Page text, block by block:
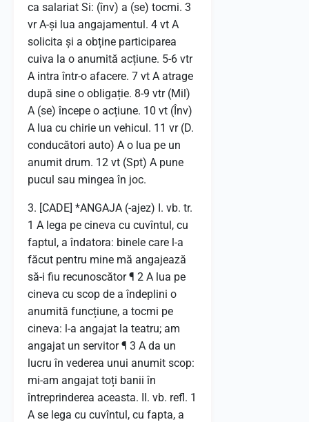
ca salariat Si: (înv) a (se) tocmi. 3
vr A-și lua angajamentul. 4 vt A
solicita și a obține participarea
cuiva la o anumită acțiune. 5-6 vtr
A intra într-o afacere. 7 vt A atrage
după sine o obligație. 8-9 vtr (Mil)
A (se) începe o acțiune. 10 vt (Înv)
A lua cu chirie un vehicul. 11 vr (D.
conducători auto) A o lua pe un
anumit drum. 12 vt (Spt) A pune
pucul sau mingea în joc.
3. [CADE] *ANGAJA (-ajez) I. vb. tr.
1 A lega pe cineva cu cuvîntul, cu
faptul, a îndatora: binele care l-a
făcut pentru mine mă angajează
să-i fiu recunoscător ¶ 2 A lua pe
cineva cu scop de a îndeplini o
anumită funcțiune, a tocmi pe
cineva: l-a angajat la teatru; am
angajat un servitor ¶ 3 A da un
lucru în vederea unui anumit scop:
mi-am angajat toți banii în
întreprinderea aceasta. II. vb. refl. 1
A se lega cu cuvîntul, cu fapta, a